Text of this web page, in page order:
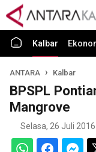
Kalbar
ANTARA Kalbar
BPSPL
Mangrove
Selasa, 26 Juli